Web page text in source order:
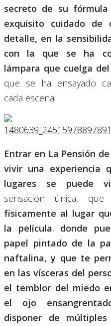
secreto de su
exquisito cuidado de
detalle, en la
con la que se ha
lámpara que cuelga
que se ha ensayado
cada escena.
Entrar en La Pensión
vivir una experiencia
lugares se puede
sensación única, que
físicamente al lugar
la película, donde
papel pintado de la
naftalina, y que te
en las vísceras del
el temblor del miedo
el ojo
disponer de múltiples